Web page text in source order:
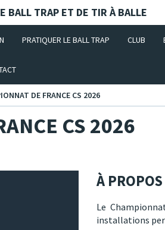
BALL TRAP ET DE TIR À BALLE
PRATIQUER LE BALL TRAP CLUB
DE FRANCE CS 2026
CS 2026
À PROPOS
Le
installations